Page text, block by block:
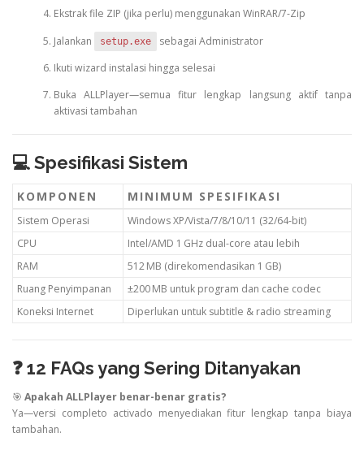
Ekstrak file ZIP (jika perlu) menggunakan WinRAR/7-Zip
Jalankan
setup.exe
sebagai Administrator
Ikuti wizard instalasi hingga selesai
Buka ALLPlayer—semua fitur lengkap langsung aktif tanpa
aktivasi tambahan
💻 Spesifikasi Sistem
KOMPONEN MINIMUM SPESIFIKASI
Sistem Operasi
Windows XP/Vista/7/8/10/11 (32/64-bit)
CPU
Intel/AMD 1 GHz dual-core atau lebih
RAM
512 MB (direkomendasikan 1 GB)
Ruang Penyimpanan
±200 MB untuk program dan cache codec
Koneksi Internet
Diperlukan untuk subtitle & radio streaming
❓ 12 FAQs yang Sering Ditanyakan
🎯 Apakah ALLPlayer benar-benar gratis?
Ya—versi completo activado menyediakan fitur lengkap tanpa biaya
tambahan.